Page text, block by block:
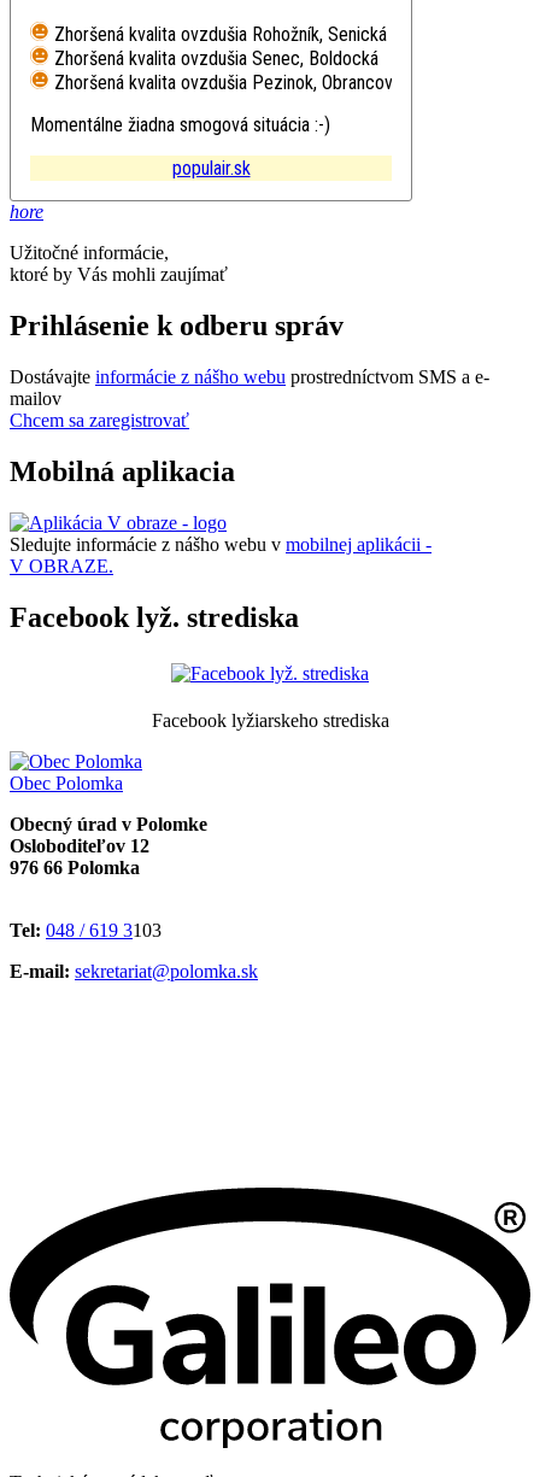
Zhoršená kvalita ovzdušia Rohožník, Senická
Zhoršená kvalita ovzdušia Senec, Boldocká
Zhoršená kvalita ovzdušia Pezinok, Obrancov mieru
Momentálne žiadna smogová situácia :-)
populair.sk
hore
Užitočné informácie,
ktoré by Vás mohli zaujímať
Prihlásenie k odberu správ
Dostávajte informácie z nášho webu prostredníctvom SMS a e-
mailov
Chcem sa zaregistrovať
Mobilná aplikacia
Sledujte informácie z nášho webu v mobilnej aplikácii -
V OBRAZE.
Facebook lyž. strediska
Facebook lyžiarskeho strediska
Obec Polomka
Obecný úrad v Polomke
Osloboditeľov 12
976 66 Polomka
Tel: 048 / 619 3103
E-mail: sekretariat@polomka.sk